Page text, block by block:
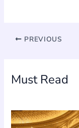
PREVIOUS
Must Read